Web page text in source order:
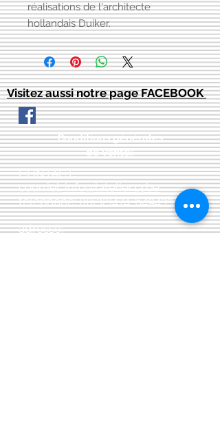
réalisations de l'architecte
hollandais Duiker.
Visitez aussi notre page FACEBOOK
Conditions générales
de vente::
CONTACT:
courriel:info@latelier13.be
téléphone:00(32)474-649433
adresse: